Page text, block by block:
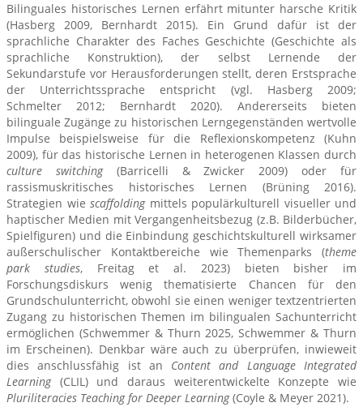
Bilinguales historisches Lernen erfährt mitunter harsche Kritik
(Hasberg 2009, Bernhardt 2015). Ein Grund dafür ist der
sprachliche Charakter des Faches Geschichte (Geschichte als
sprachliche Konstruktion), der selbst Lernende der
Sekundarstufe vor Herausforderungen stellt, deren Erstsprache
der Unterrichtssprache entspricht (vgl. Hasberg 2009;
Schmelter 2012; Bernhardt 2020). Andererseits bieten
bilinguale Zugänge zu historischen Lerngegenständen wertvolle
Impulse beispielsweise für die Reflexionskompetenz (Kuhn
2009), für das historische Lernen in heterogenen Klassen durch
culture switching(Barricelli & Zwicker 2009) oder für
rassismuskritisches historisches Lernen (Brüning 2016).
Strategien wie scaffolding mittels populärkulturell visueller und
haptischer Medien mit Vergangenheitsbezug (z.B. Bilderbücher,
Spielfiguren) und die Einbindung geschichtskulturell wirksamer
außerschulischer Kontaktbereiche wie Themenparks (theme
park studies, Freitag et al. 2023) bieten bisher im
Forschungsdiskurs wenig thematisierte Chancen für den
Grundschulunterricht, obwohl sie einen weniger textzentrierten
Zugang zu historischen Themen im bilingualen Sachunterricht
ermöglichen (Schwemmer & Thurn 2025, Schwemmer & Thurn
im Erscheinen). Denkbar wäre auch zu überprüfen, inwieweit
dies anschlussfähig ist an Content and Language Integrated
Learning(CLIL) und daraus weiterentwickelte Konzepte wie
Pluriliteracies Teaching for Deeper Learning(Coyle & Meyer 2021).